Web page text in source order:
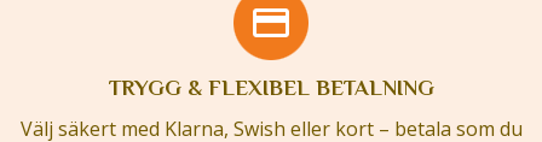
TRYGG & FLEXIBEL BETALNING
Välj säkert med Klarna, Swish eller kort – betala som du